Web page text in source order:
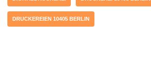
DRUCKEREIEN 10405 BERLIN